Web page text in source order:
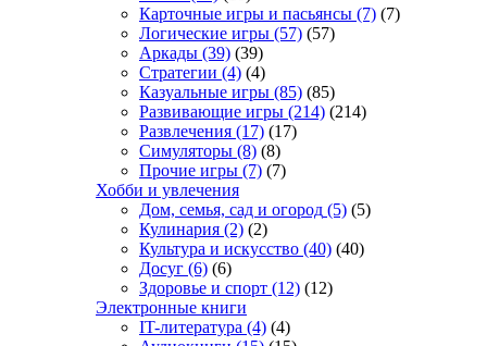
Карточные игры и пасьянсы (7) (7)
Логические игры (57) (57)
Аркады (39) (39)
Стратегии (4) (4)
Казуальные игры (85) (85)
Развивающие игры (214) (214)
Развлечения (17) (17)
Симуляторы (8) (8)
Прочие игры (7) (7)
Хобби и увлечения
Дом, семья, сад и огород (5) (5)
Кулинария (2) (2)
Культура и искусство (40) (40)
Досуг (6) (6)
Здоровье и спорт (12) (12)
Электронные книги
IT-литература (4) (4)